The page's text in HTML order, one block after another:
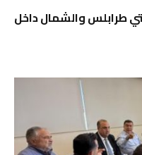
طرابلس والشمال داخل